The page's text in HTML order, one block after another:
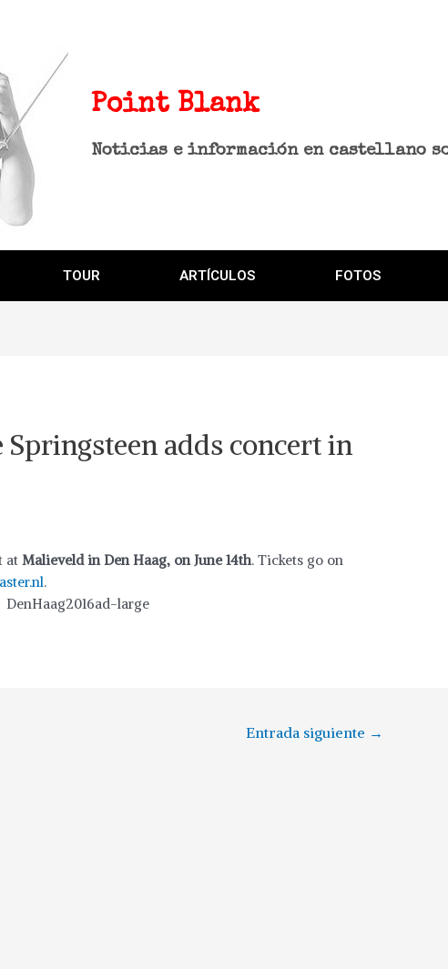
Point Blank
Noticias e información en castellano
TOUR ARTÍCULOS FOTOS
adds concert in
atMalieveld in Den Haag, on June 14th. Tickets go on
.
Entrada siguiente →